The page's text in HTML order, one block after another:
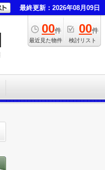
最終更新：2026年08月09日
00件
最近見た物件
00件
検討リスト